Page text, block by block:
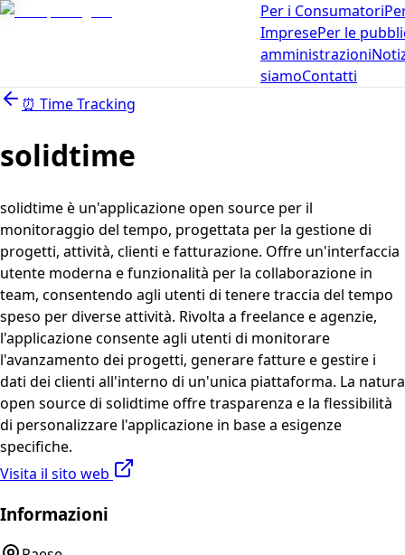
Per i Consumatori
ImpresePer le
amministrazioni
siamoContatti
⏰ Time Tracking
solidtime
solidtime è un'applicazione open source per il
monitoraggio del tempo, progettata per la gestione di
progetti, attività, clienti e fatturazione. Offre un'interfaccia
utente moderna e funzionalità per la collaborazione in
team, consentendo agli utenti di tenere traccia del tempo
speso per diverse attività. Rivolta a freelance e agenzie,
l'applicazione consente agli utenti di monitorare
l'avanzamento dei progetti, generare fatture e gestire i
dati dei clienti all'interno di un'unica piattaforma. La natura
open source di solidtime offre trasparenza e la flessibilità
di personalizzare l'applicazione in base a esigenze
specifiche.
Visita il sito web
Informazioni